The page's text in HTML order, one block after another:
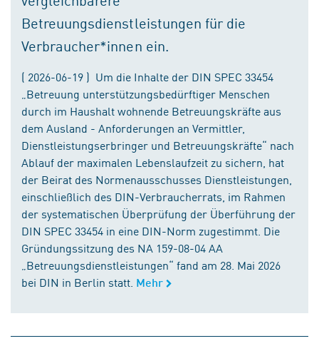
Betreuungsdienstleistungen für die
Verbraucher*innen ein.
( 2026-06-19 ) Um die Inhalte der DIN SPEC 33454
„Betreuung unterstützungsbedürftiger Menschen
durch im Haushalt wohnende Betreuungskräfte aus
dem Ausland - Anforderungen an Vermittler,
Dienstleistungserbringer und Betreuungskräfte“ nach
Ablauf der maximalen Lebenslaufzeit zu sichern, hat
der Beirat des Normenausschusses Dienstleistungen,
einschließlich des DIN-Verbraucherrats, im Rahmen
der systematischen Überprüfung der Überführung der
DIN SPEC 33454 in eine DIN-Norm zugestimmt. Die
Gründungssitzung des NA 159-08-04 AA
„Betreuungsdienstleistungen“ fand am 28. Mai 2026
bei DIN in Berlin statt. Mehr